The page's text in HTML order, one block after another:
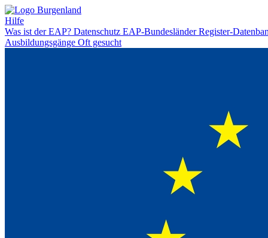
Hilfe
Was ist der EAP? Datenschutz EAP-BundesländerRegister-
Ausbildungsgänge Oft gesucht